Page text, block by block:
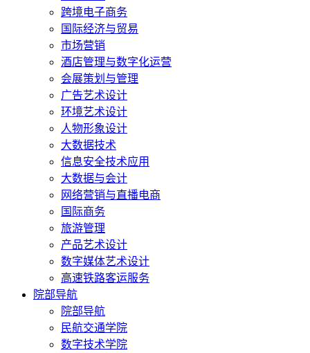
跨境电子商务
国际经济与贸易
市场营销
酒店管理与数字化运营
会展策划与管理
广告艺术设计
环境艺术设计
人物形象设计
大数据技术
信息安全技术应用
大数据与会计
网络营销与直播电商
国际商务
旅游管理
产品艺术设计
数字媒体艺术设计
高速铁路客运服务
院部导航
院部导航
民航交通学院
数字技术学院